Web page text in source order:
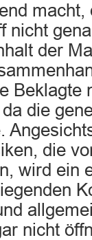
macht,
nicht
der
Beklagte
die
die
wird ein
nicht